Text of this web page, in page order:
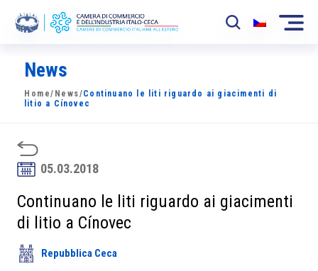
La Camera
News
Sviluppo Mercato
Soci
Partner
Progetti
News
Home/ News/Continuano le liti riguardo ai giacimenti di
litio a Cínovec
05.03.2018
Continuano le liti riguardo ai giacimenti
di litio a Cínovec
Repubblica Ceca